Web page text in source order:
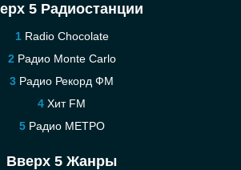
5 Радиостанции
Radio Chocolate
Радио Monte Carlo
Радио Рекорд ФМ
Хит FM
Радио МЕТРО
Вверх 5 Жанры